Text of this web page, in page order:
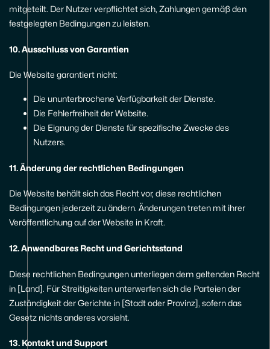
mitgeteilt. Der Nutzer verpflichtet sich, Zahlungen gemäß den
festgelegten Bedingungen zu leisten.
10. Ausschluss von Garantien
Die Website garantiert nicht:
Die ununterbrochene Verfügbarkeit der Dienste.
Die Fehlerfreiheit der Website.
Die Eignung der Dienste für spezifische Zwecke des
Nutzers.
11. Änderung der rechtlichen Bedingungen
Die Website behält sich das Recht vor, diese rechtlichen
Bedingungen jederzeit zu ändern. Änderungen treten mit ihrer
Veröffentlichung auf der Website in Kraft.
12. Anwendbares Recht und Gerichtsstand
Diese rechtlichen Bedingungen unterliegen dem geltenden Recht
in [Land]. Für Streitigkeiten unterwerfen sich die Parteien der
Zuständigkeit der Gerichte in [Stadt oder Provinz], sofern das
Gesetz nichts anderes vorsieht.
13. Kontakt und Support